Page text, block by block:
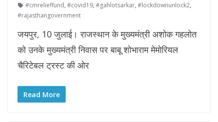
#cmrelieffund, #covid19, #gahlotsarkar, #lockdownunlock2,
#rajasthangovernment
जयपुर, 10 जुलाई। राजस्थान के मुख्यमंत्री अशोक गहलोत
को उनके मुख्यमंत्री निवास पर बाबू शोभाराम मेमोरियल
चैरिटेबल ट्रस्ट की ओर
Read More